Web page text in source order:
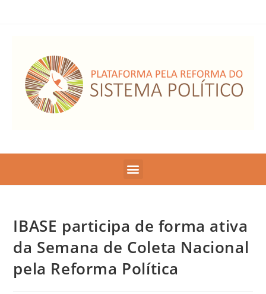
IBASE participa de forma ativa
da Semana de Coleta Nacional
pela Reforma Política